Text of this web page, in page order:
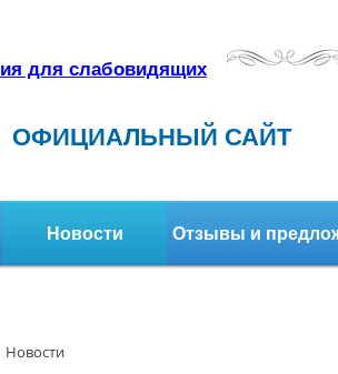
для слабовидящих
ОФИЦИАЛЬНЫЙ САЙТ
Новости Отзывы и
Новости